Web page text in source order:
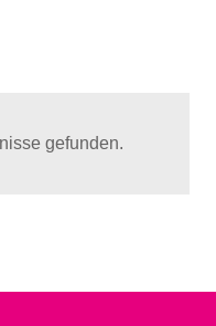
gefunden.